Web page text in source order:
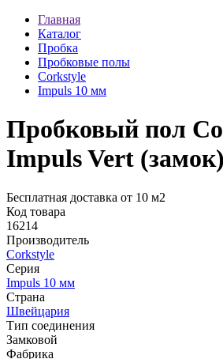
Главная
Каталог
Пробка
Пробковые полы
Corkstyle
Impuls 10 мм
Пробковый пол
Impuls Vert (замок)
Бесплатная доставка от 10 м2
Код товара
16214
Производитель
Corkstyle
Серия
Impuls 10 мм
Страна
Швейцария
Тип соединения
Замковой
Фабрика